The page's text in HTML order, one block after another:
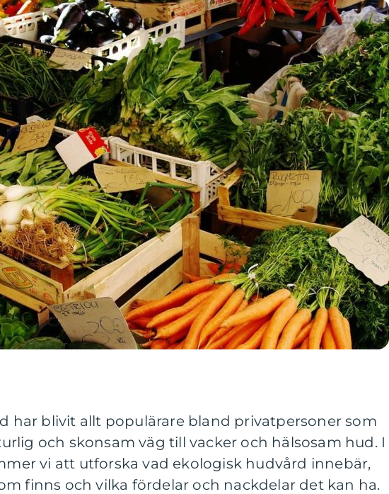
har blivit allt populärare bland privatpersoner som
och skonsam väg till vacker och hälsosam hud. I
vi att utforska vad ekologisk hudvård innebär,
finns och vilka fördelar och nackdelar det kan ha.